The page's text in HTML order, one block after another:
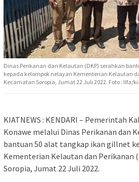
Dinas Perikanan dan Kelautan (DKP) serahkan
kepada kelompok nelayan Kementerian Kelautan
Kecamatan Soropia, Jumat 22 Juli 2022. Foto : Ilfa/
KIATNEWS : KENDARI – Pemerintah
Konawe melalui Dinas Perikanan dan
bantuan 50 alat tangkap ikan gillnet
Kementerian Kelautan dan Perikanan
Soropia, Jumat 22 Juli 2022.